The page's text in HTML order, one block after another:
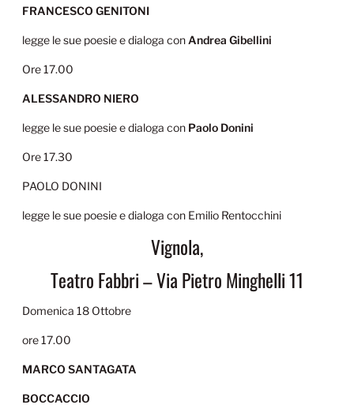
FRANCESCO GENITONI
legge le sue poesie e dialoga con Andrea Gibellini
Ore 17.00
ALESSANDRO NIERO
legge le sue poesie e dialoga con Paolo Donini
Ore 17.30
PAOLO DONINI
legge le sue poesie e dialoga con Emilio Rentocchini
Vignola,
Teatro Fabbri – Via Pietro Minghelli 11
Domenica 18 Ottobre
ore 17.00
MARCO SANTAGATA
BOCCACCIO